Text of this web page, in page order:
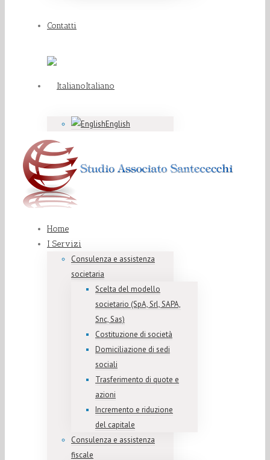
Contatti
Italiano
English
Home
I Servizi
Consulenza e assistenza
societaria
Scelta del modello
societario (SpA, Srl, SAPA,
Snc, Sas)
Costituzione di società
Domiciliazione di sedi
sociali
Trasferimento di quote e
azioni
Incremento e riduzione
del capitale
Consulenza e assistenza
fiscale